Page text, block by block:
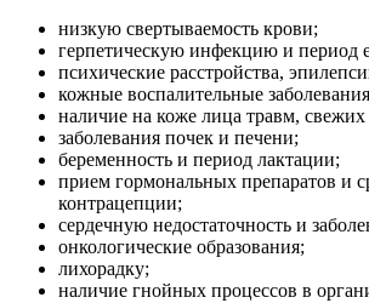
низкую свертываемость крови;
герпетическую инфекцию и период
психические расстройства,
кожные воспалительные
наличие на коже лица травм,
заболевания почек и печени;
беременность и период лактации;
прием гормональных препаратов и
контрацепции;
сердечную недостаточность и
онкологические образования;
лихорадку;
наличие гнойных процессов в